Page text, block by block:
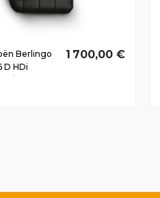
Berlingo
D HDi
1 700,00 €